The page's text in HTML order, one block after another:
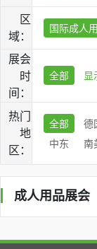
区
域：
国际成人
展会
时
间：
全部 显
热门
地
区：
全部 德
中东
南
成人用品展会